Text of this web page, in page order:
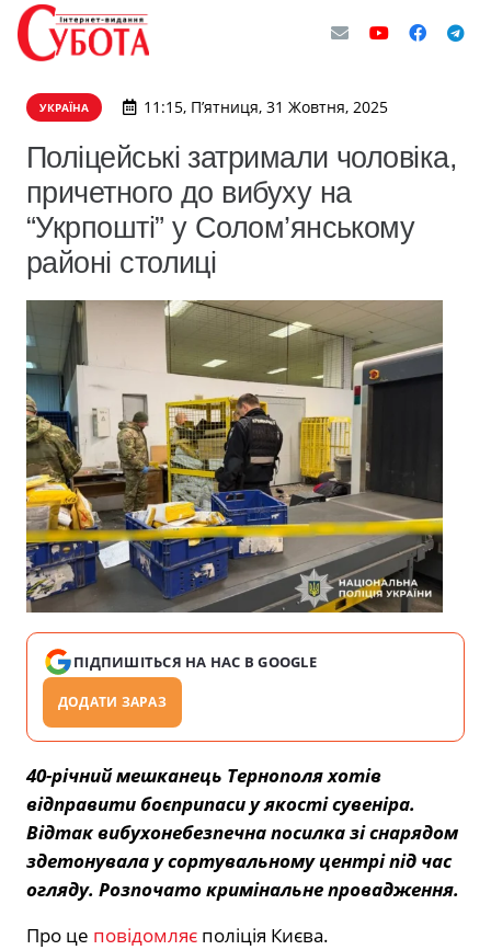
УКРАЇНА 11:15, П’ятниця, 31 Жовтня, 2025
Поліцейські затримали чоловіка,
причетного до вибуху на
“Укрпошті” у Солом’янському
районі столиці
ПІДПИШІТЬСЯ НА НАС В GOOGLE
ДОДАТИ ЗАРАЗ
40-річний мешканець Тернополя хотів
відправити боєприпаси у якості сувеніра.
Відтак вибухонебезпечна посилка зі снарядом
здетонувала у сортувальному центрі під час
огляду. Розпочато кримінальне провадження.
Про це повідомляє поліція Києва.